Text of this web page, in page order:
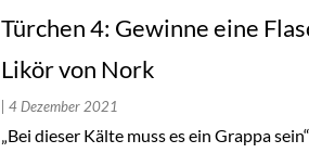
Türchen 4: Gewinne eine
Likör von Nork
| 4 Dezember 2021
„Bei dieser Kälte muss es ein Grappa